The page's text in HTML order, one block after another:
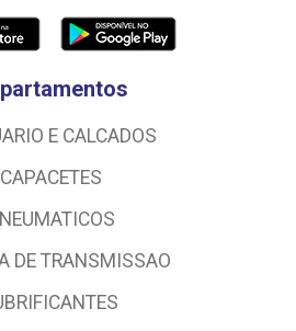
E CALCADOS
CAPACETES
DE TRANSMISSAO